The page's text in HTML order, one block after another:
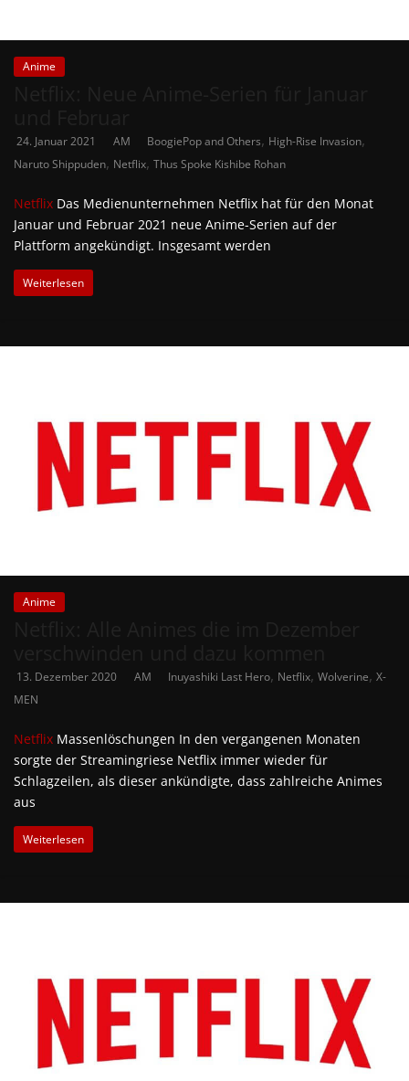
Anime
24. Januar 2021 AM BoogiePop and Others, High-Rise Invasion,
Naruto Shippuden, Netflix, Thus Spoke Kishibe Rohan
Netflix Das Medienunternehmen Netflix hat für den Monat
Januar und Februar 2021 neue Anime-Serien auf der
Plattform angekündigt. Insgesamt werden
Weiterlesen
Anime
13. Dezember 2020 AM Inuyashiki Last Hero, Netflix, Wolverine, X-
MEN
Netflix Massenlöschungen In den vergangenen Monaten
sorgte der Streamingriese Netflix immer wieder für
Schlagzeilen, als dieser ankündigte, dass zahlreiche Animes
aus
Weiterlesen